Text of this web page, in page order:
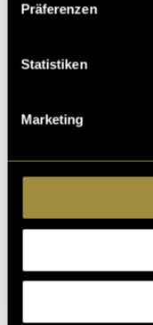
Präferenzen
Statistiken
Marketing
Fellerstrasse 11
Digezz-Archiv
Datenschutzerklärung
Login